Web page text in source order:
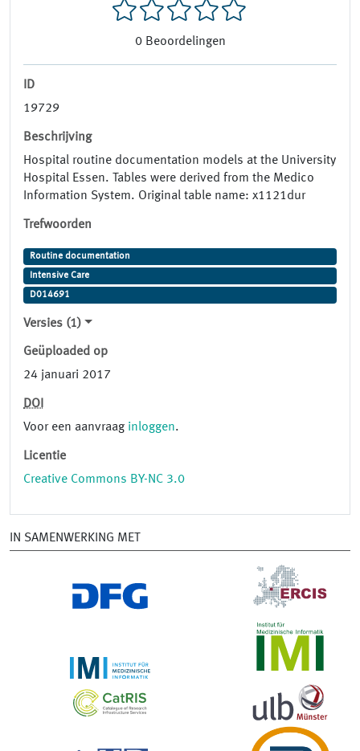
0 Beoordelingen
ID
19729
Beschrijving
Hospital routine documentation models at the University
Hospital Essen. Tables were derived from the Medico
Information System. Original table name: x1121dur
Trefwoorden
Routine documentation
Intensive Care
D014691
Versies (1)
Geüploaded op
24 januari 2017
DOI
Voor een aanvraag inloggen.
Licentie
Creative Commons BY-NC 3.0
IN SAMENWERKING MET